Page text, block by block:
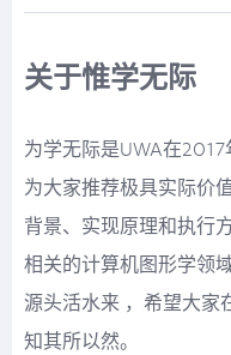
关于惟学无际
为学无际是UWA在
为大家推荐极具实际价
背景、实现原理和执行
相关的计算机图形学领
源头活水来 ，希望大家
知其所以然。